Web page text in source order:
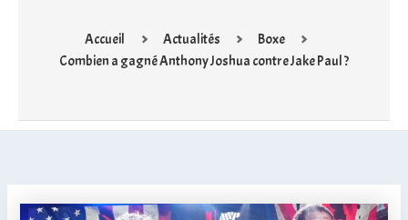
Accueil Actualités
Boxe
Combien a gagné Anthony Joshua contre Jake Paul ?